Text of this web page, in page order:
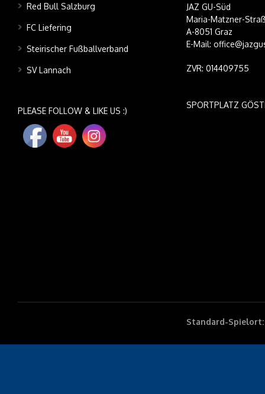
Red Bull Salzburg
FC Liefering
Steirischer Fußballverband
SV Lannach
PLEASE FOLLOW & LIKE US :)
JAZ GU-Süd
Maria-Matzner-
A-8051 Graz
E-Mail:
ZVR: 014409755
SPORTPLATZ
Standard-Spielort: